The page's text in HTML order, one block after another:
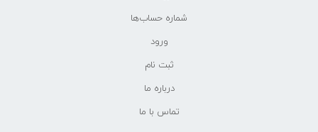
شماره حساب‌ها
ورود
ثبت نام
درباره ما
تماس با ما